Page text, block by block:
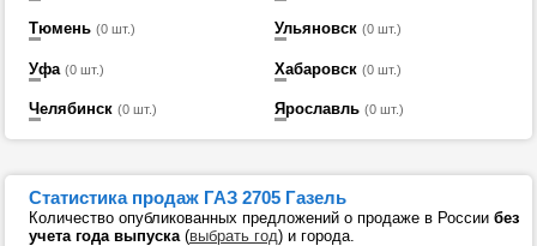
Тюмень (0 шт.) Ульяновск (0 шт.)
Уфа (0 шт.) Хабаровск (0 шт.)
Челябинск (0 шт.) Ярославль (0 шт.)
Статистика продаж ГАЗ 2705 Газель
Количество опубликованных предложений о продаже в России без
учета года выпуска(выбрать год) и города.